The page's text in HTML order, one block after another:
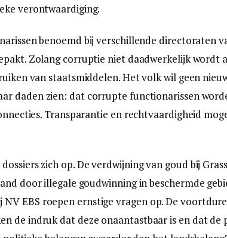
verontwaardiging.
benoemd bij verschillende directoraten
Zolang corruptie niet daadwerkelijk wordt
van staatsmiddelen. Het volk wil geen
daden zien: dat corrupte functionarissen
Transparantie en rechtvaardigheid
zich op. De verdwijning van goud bij
door illegale goudwinning in beschermde
NV EBS roepen ernstige vragen op. De
de indruk dat deze onaantastbaar is en dat de